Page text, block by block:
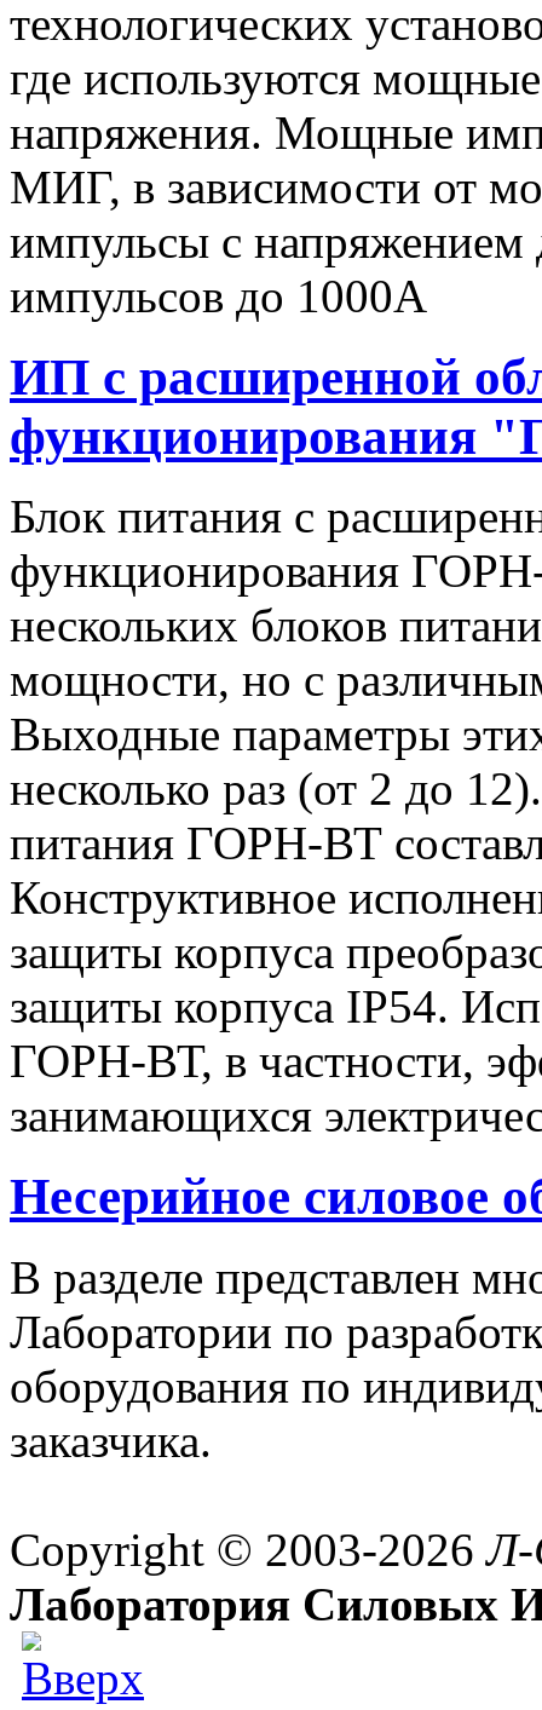
технологических
где используются
напряжения. Мощные
МИГ, в зависимости от
импульсы c
импульсов до 1000А
ИП с расширенной
функционирования
Блок питания с
функционирования
нескольких блоков
мощности, но с
Выходные параметры
несколько раз (от 2 до
питания ГОРН-ВТ
Конструктивное
защиты корпуса
защиты корпуса IP54.
ГОРН-ВТ, в частности,
занимающихся
Несерийное силовое
В разделе представлен
Лаборатории по
оборудования по
заказчика.
Copyright © 2003-2026
Лаборатория Силовых